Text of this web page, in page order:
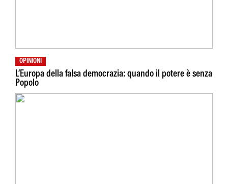
OPINIONI
L’Europa della falsa democrazia: quando il potere è senza
Popolo